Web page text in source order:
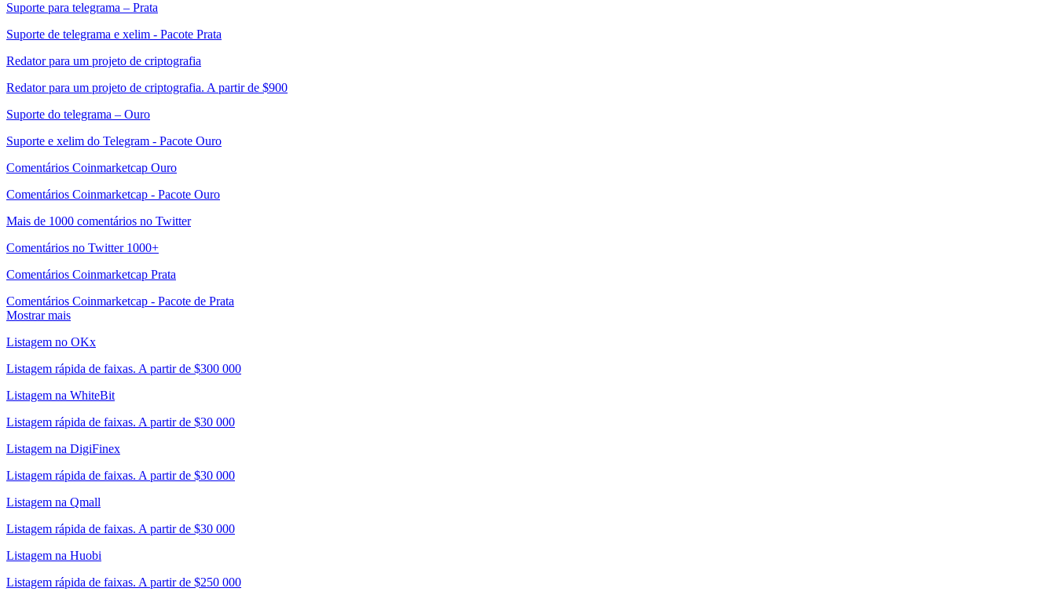
Suporte para telegrama – Prata
Suporte de telegrama e xelim - Pacote Prata
Redator para um projeto de criptografia
Redator para um projeto de criptografia. A partir de $900
Suporte do telegrama – Ouro
Suporte e xelim do Telegram - Pacote Ouro
Comentários Coinmarketcap Ouro
Comentários Coinmarketcap - Pacote Ouro
Mais de 1000 comentários no Twitter
Comentários no Twitter 1000+
Comentários Coinmarketcap Prata
Comentários Coinmarketcap - Pacote de Prata
Mostrar mais
Listagem no OKx
Listagem rápida de faixas. A partir de $300 000
Listagem na WhiteBit
Listagem rápida de faixas. A partir de $30 000
Listagem na DigiFinex
Listagem rápida de faixas. A partir de $30 000
Listagem na Qmall
Listagem rápida de faixas. A partir de $30 000
Listagem na Huobi
Listagem rápida de faixas. A partir de $250 000